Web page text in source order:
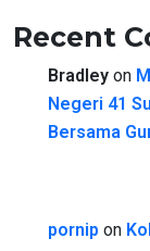
Recent
Bradley on
Negeri 41
Bersama
pornip on